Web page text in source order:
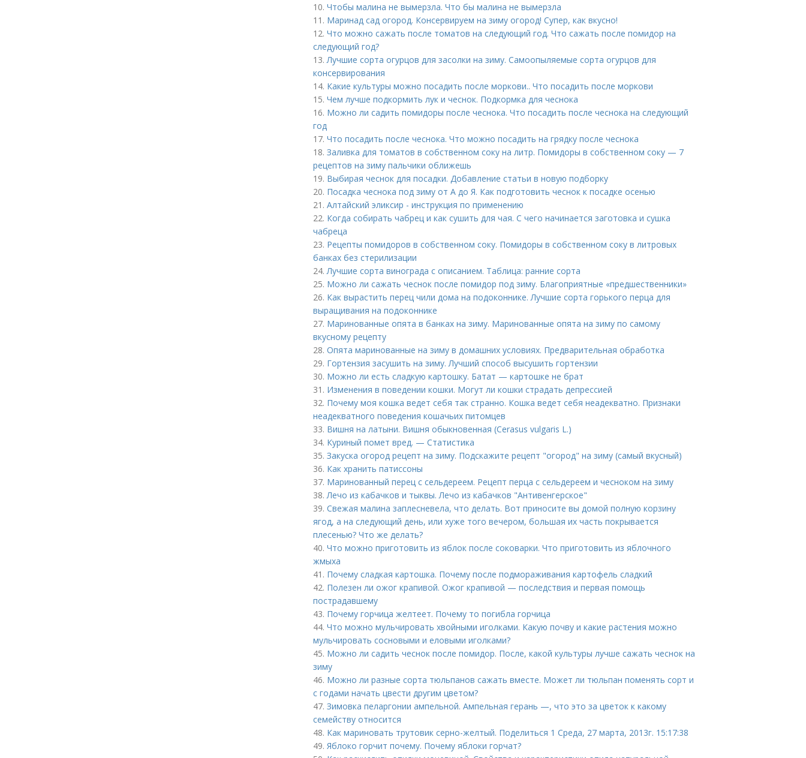
10. Чтобы малина не вымерзла. Что бы малина не вымерзла
11. Маринад сад огород. Консервируем на зиму огород! Супер, как вкусно!
12. Что можно сажать после томатов на следующий год. Что сажать после помидор на
следующий год?
13.Лучшие сорта огурцов для засолки на зиму. Самоопыляемые сорта огурцов для
консервирования
14. Какие культуры можно посадить после моркови.. Что посадить после моркови
15. Чем лучше подкормить лук и чеснок. Подкормка для чеснока
16. Можно ли садить помидоры после чеснока. Что посадить после чеснока на следующий
год
17. Что посадить после чеснока. Что можно посадить на грядку после чеснока
18. Заливка для томатов в собственном соку на литр. Помидоры в собственном соку — 7
рецептов на зиму пальчики оближешь
19. Выбирая чеснок для посадки. Добавление статьи в новую подборку
20. Посадка чеснока под зиму от А до Я. Как подготовить чеснок к посадке осенью
21. Алтайский эликсир - инструкция по применению
22. Когда собирать чабрец и как сушить для чая. С чего начинается заготовка и сушка
чабреца
23. Рецепты помидоров в собственном соку. Помидоры в собственном соку в литровых
банках без стерилизации
24.Лучшие сорта винограда с описанием. Таблица: ранние сорта
25. Можно ли сажать чеснок после помидор под зиму. Благоприятные «предшественники»
26. Как вырастить перец чили дома на подоконнике. Лучшие сорта горького перца для
выращивания на подоконнике
27. Маринованные опята в банках на зиму. Маринованные опята на зиму по самому
вкусному рецепту
28. Опята маринованные на зиму в домашних условиях. Предварительная обработка
29. Гортензия засушить на зиму. Лучший способ высушить гортензии
30. Можно ли есть сладкую картошку. Батат — картошке не брат
31. Изменения в поведении кошки. Могут ли кошки страдать депрессией
32. Почему моя кошка ведет себя так странно. Кошка ведет себя неадекватно. Признаки
неадекватного поведения кошачьих питомцев
33. Вишня на латыни. Вишня обыкновенная (Cerasus vulgaris L.)
34. Куриный помет вред. — Статистика
35. Закуска огород рецепт на зиму. Подскажите рецепт "огород" на зиму (самый вкусный)
36. Как хранить патиссоны
37. Маринованный перец с сельдереем. Рецепт перца с сельдереем и чесноком на зиму
38.Лечо из кабачков и тыквы. Лечо из кабачков "Антивенгерское"
39. Свежая малина заплесневела, что делать. Вот приносите вы домой полную корзину
ягод, а на следующий день, или хуже того вечером, большая их часть покрывается
плесенью? Что же делать?
40. Что можно приготовить из яблок после соковарки. Что приготовить из яблочного
жмыха
41. Почему сладкая картошка. Почему после подмораживания картофель сладкий
42. Полезен ли ожог крапивой. Ожог крапивой — последствия и первая помощь
пострадавшему
43. Почему горчица желтеет. Почему то погибла горчица
44. Что можно мульчировать хвойными иголками. Какую почву и какие растения можно
мульчировать сосновыми и еловыми иголками?
45. Можно ли садить чеснок после помидор. После, какой культуры лучше сажать чеснок на
зиму
46. Можно ли разные сорта тюльпанов сажать вместе. Может ли тюльпан поменять сорт и
с годами начать цвести другим цветом?
47. Зимовка пеларгонии ампельной. Ампельная герань —, что это за цветок к какому
семейству относится
48. Как мариновать трутовик серно-желтый. Поделиться 1 Среда, 27 марта, 2013г. 15:17:38
49. Яблоко горчит почему. Почему яблоки горчат?